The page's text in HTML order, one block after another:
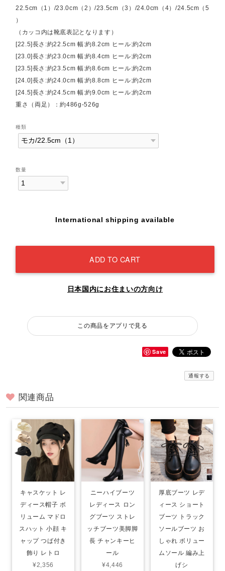
22.5cm（1）/23.0cm（2）/23.5cm（3）/24.0cm（4）/24.5cm（5
）
（カッコ内は靴底表記となります）
[22.5]長さ:約22.5cm 幅:約8.2cm ヒール:約2cm
[23.0]長さ:約23.0cm 幅:約8.4cm ヒール:約2cm
[23.5]長さ:約23.5cm 幅:約8.6cm ヒール:約2cm
[24.0]長さ:約24.0cm 幅:約8.8cm ヒール:約2cm
[24.5]長さ:約24.5cm 幅:約9.0cm ヒール:約2cm
重さ（両足）：約486g-526g
種類
数量
International shipping available
ADD TO CART
日本国内にお住まいの方向け
この商品をアプリで見る
Save
通報する
関連商品
キャスケット レ
ディース帽子 ボ
リューム マドロ
スハット 小顔 キ
ャップ つば付き
飾り レトロ
¥2,356
ニーハイブーツ
レディース ロン
グブーツ ストレ
ッチブーツ美脚脚
長 チャンキーヒ
ール
¥4,446
厚底ブーツ レデ
ィース ショート
ブーツ トラック
ソールブーツ お
しゃれ ボリュー
ムソール 編み上
げシ